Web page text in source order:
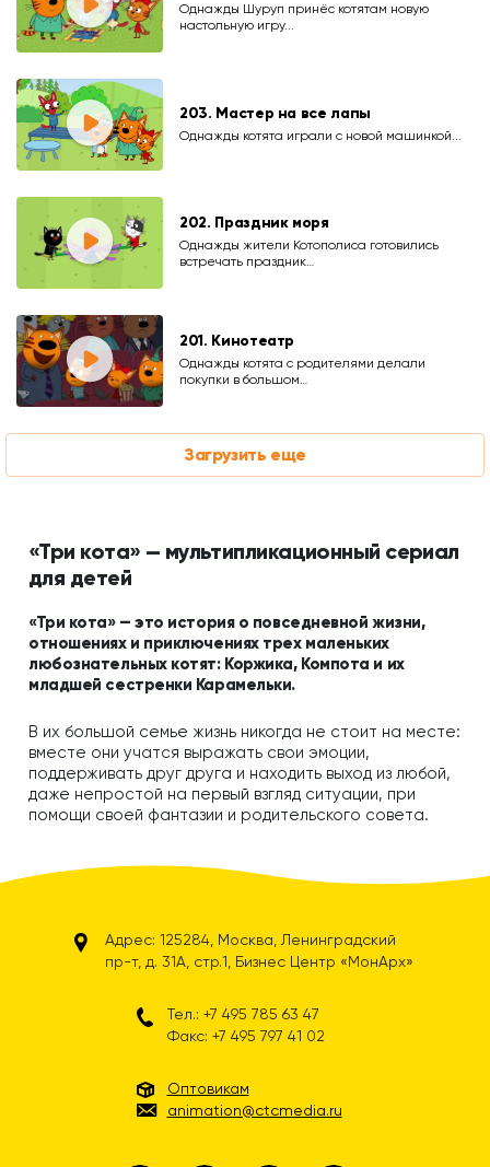
Однажды Шуруп принёс котятам новую
настольную игру...
203. Мастер на все лапы
Однажды котята играли с новой машинкой...
202. Праздник моря
Однажды жители Котополиса готовились
встречать праздник…
201. Кинотеатр
Однажды котята с родителями делали
покупки в большом…
Загрузить еще
«Три кота» — мультипликационный сериал
для детей
«Три кота» — это история о повседневной жизни,
отношениях и приключениях трех маленьких
любознательных котят: Коржика, Компота и их
младшей сестренки Карамельки.
В их большой семье жизнь никогда не стоит на месте:
вместе они учатся выражать свои эмоции,
поддерживать друг друга и находить выход из любой,
даже непростой на первый взгляд ситуации, при
помощи своей фантазии и родительского совета.
Адрес: 125284, Москва, Ленинградский
пр-т, д. 31А, стр.1, Бизнес Центр «МонАрх»
Тел.: +7 495 785 63 47
Факс: +7 495 797 41 02
Оптовикам
animation@ctcmedia.ru